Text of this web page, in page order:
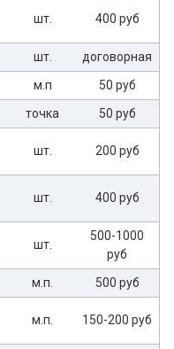
шт. 400 руб
шт.
договорная
м.п
50 руб
точка
50 руб
шт. 200 руб
шт. 400 руб
шт.
500-1000
руб
м.п.
500 руб
м.п. 150-200 руб